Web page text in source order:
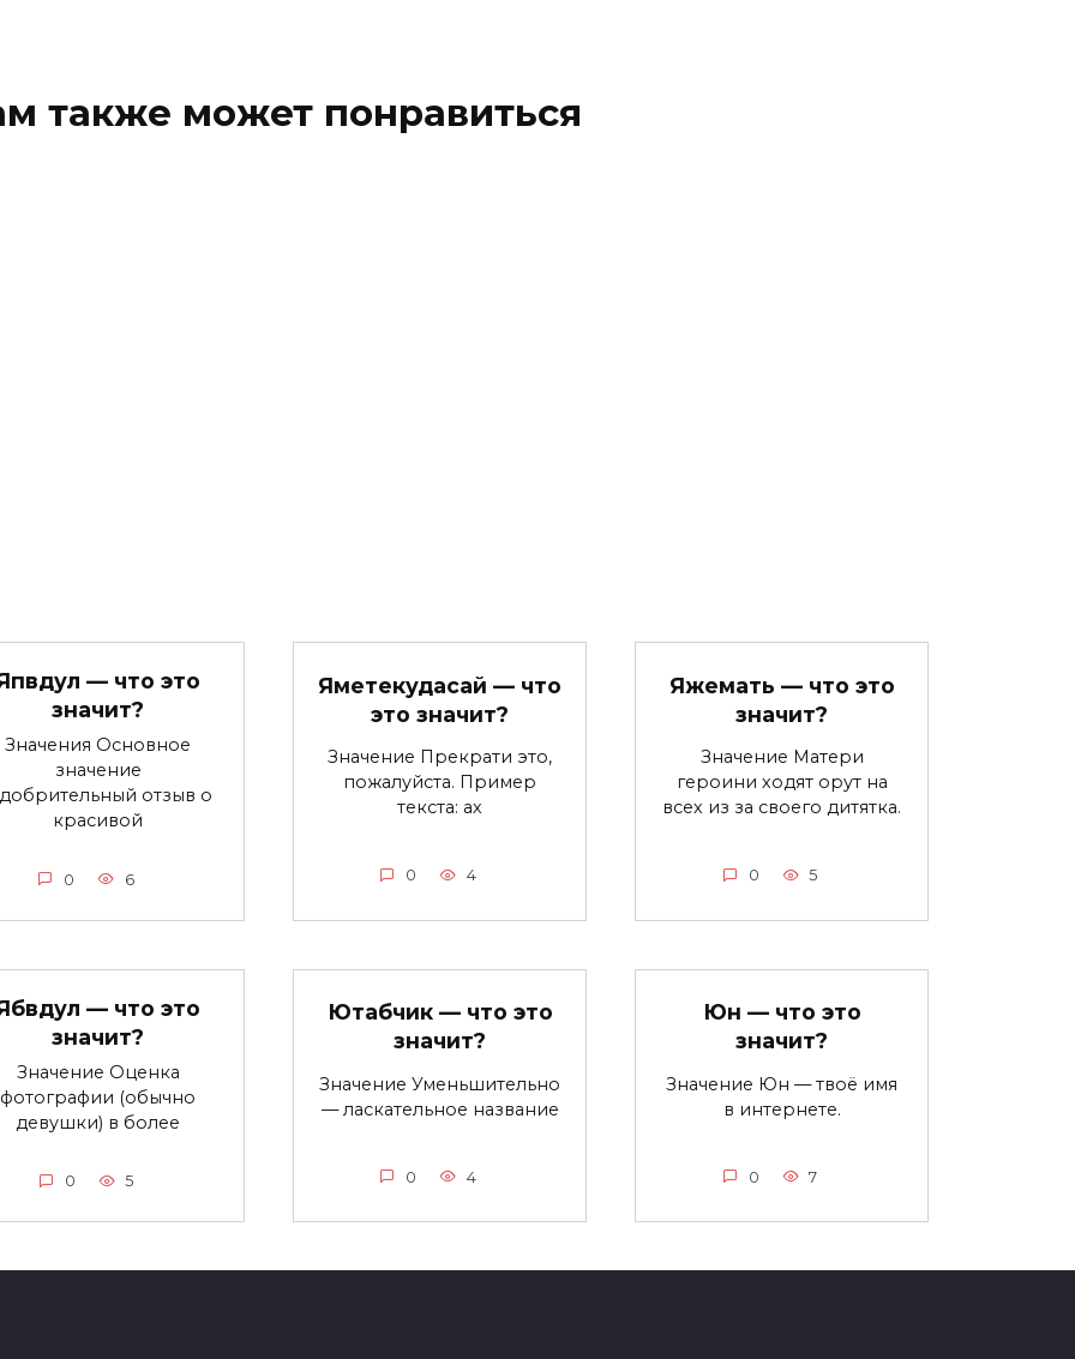
также может понравиться
— что это
значит?
Значения Основное
значение
отзыв о
красивой
0 6
Яметекудасай — что
это значит?
Значение Прекрати это,
пожалуйста. Пример
текста: ах
0 4
Яжемать — что это
значит?
Значение Матери
героини ходят орут на
всех из за своего дитятка.
0 5
— что это
значит?
Значение Оценка
фотографии (обычно
девушки) в более
0 5
Ютабчик — что это
значит?
Значение Уменьшительно
— ласкательное название
0 4
Юн — что это
значит?
Значение Юн — твоё имя
в интернете.
0 7